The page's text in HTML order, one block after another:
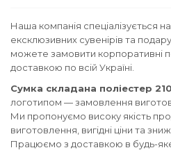
Наша компанія спеціалізується
ексклюзивних сувенірів та
можете замовити корпоративні
доставкою по всій Україні.
Сумка складана поліестер
логотипом — замовлення
Ми пропонуємо високу якість
виготовлення, вигідні ціни та
Працюємо з доставкою в будь-яке